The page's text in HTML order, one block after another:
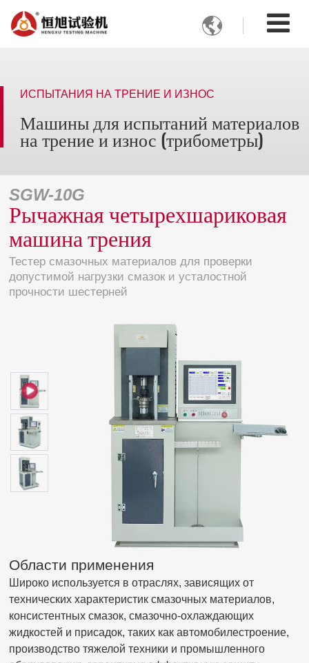

Машины для испытаний материалов
на трение и износ (трибометры)
ИСПЫТАНИЯ НА ТРЕНИЕ И ИЗНОС
SGW-10G
Рычажная четырехшариковая
машина трения
Тестер смазочных материалов для проверки
допустимой нагрузки смазок и усталостной
прочности шестерней
Области применения
Широко используется в отраслях, зависящих от
технических характеристик смазочных материалов,
консистентных смазок, смазочно-охлаждающих
жидкостей и присадок, таких как автомобилестроение,
производство тяжелой техники и промышленного